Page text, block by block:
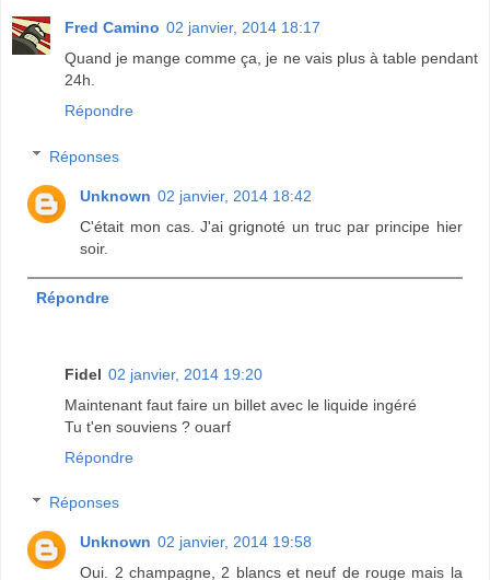
Fred Camino 02 janvier, 2014 18:17
Quand je mange comme ça, je ne vais plus à table pendant
24h.
Répondre
Réponses
Unknown 02 janvier, 2014 18:42
C'était mon cas. J'ai grignoté un truc par principe hier
soir.
Répondre
Fidel 02 janvier, 2014 19:20
Maintenant faut faire un billet avec le liquide ingéré
Tu t'en souviens ? ouarf
Répondre
Réponses
Unknown 02 janvier, 2014 19:58
Oui. 2 champagne, 2 blancs et neuf de rouge mais la